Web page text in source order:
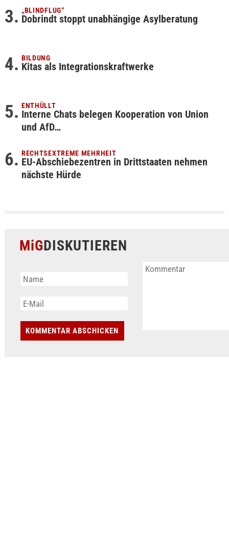
„BLINDFLUG“
Dobrindt stoppt unabhängige Asylberatung
BILDUNG
Kitas als Integrationskraftwerke
ENTHÜLLT
Interne Chats belegen Kooperation von Union
und AfD…
RECHTSEXTREME MEHRHEIT
EU-Abschiebezentren in Drittstaaten nehmen
nächste Hürde
MiGDISKUTIEREN